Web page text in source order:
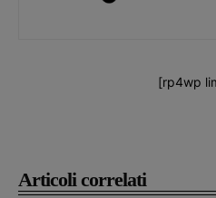
Articoli correlati
[rp4wp